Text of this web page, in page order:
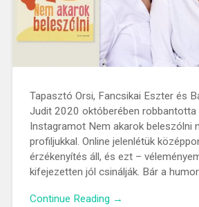
Tapasztó Orsi, Fancsikai Eszter és
Judit 2020 októberében robbantotta
Instagramot Nem akarok beleszólni
profiljukkal. Online jelenlétük
érzékenyítés áll, és ezt –
kifejezetten jól csinálják. Bár a
Continue Reading →